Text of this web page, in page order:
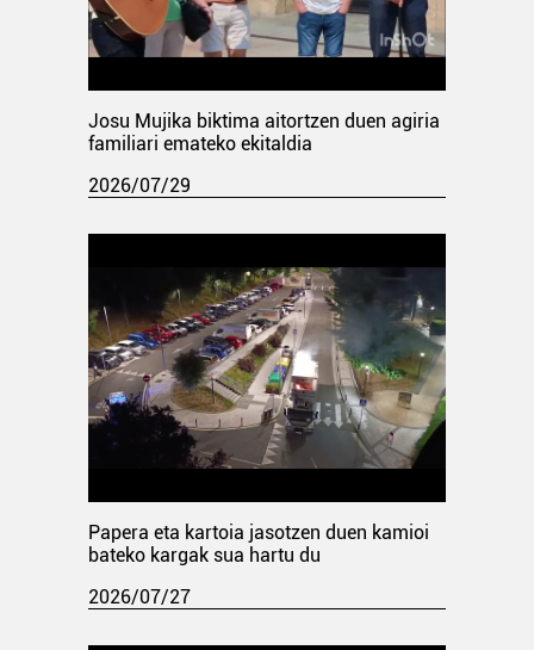
Josu Mujika biktima aitortzen duen agiria
familiari emateko ekitaldia
2026/07/29
Papera eta kartoia jasotzen duen kamioi
bateko kargak sua hartu du
2026/07/27